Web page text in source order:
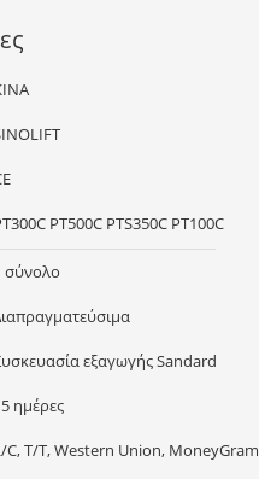
PT500C PTS350C PT100C
σύνολο
εξαγωγής Sandard
ημέρες
C, T/T, Western Union, MoneyGram